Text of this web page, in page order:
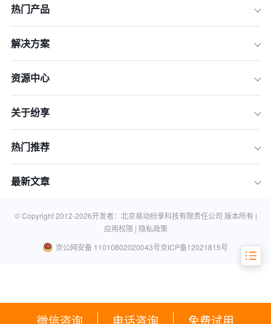
微信咨询 电话咨询 免费试用
销售数据可以从以下几个方面来分析：
热门产品
解决方案
资源中心
关于纷享
热门推荐
最新文章
© Copyright 2012-2026开发者：北京易动纷享科技有限责任公司 版本所有 |
应用权限 | 隐私政策
京公网安备 11010802020043号京ICP备12021815号